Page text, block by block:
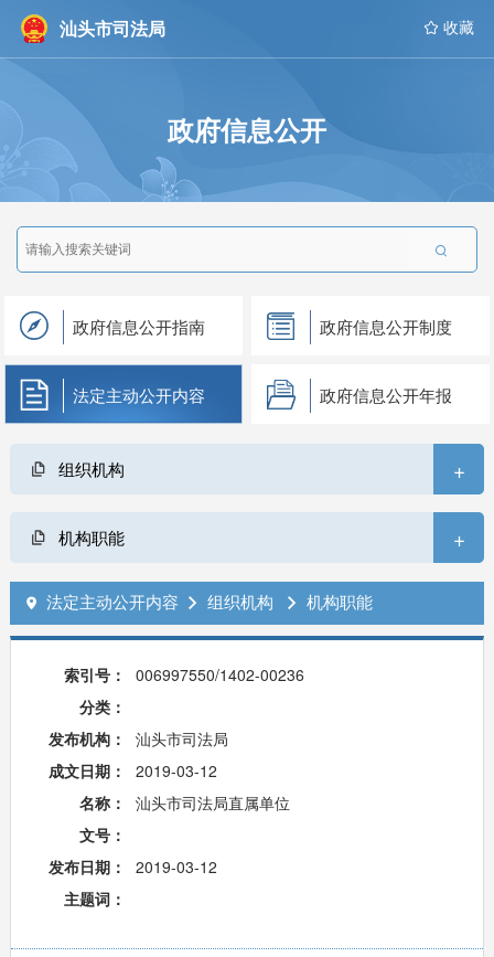
汕头市司法局  收藏
政府信息公开

政府信息公开指南 政府信息公开制度
法定主动公开内容 政府信息公开年报
组织机构 +
机构职能 +
 法定主动公开内容  组织机构  机构职能
索引号：
006997550/1402-00236
分类：
发布机构：
汕头市司法局
成文日期：
2019-03-12
名称：
汕头市司法局直属单位
文号：
发布日期：
2019-03-12
主题词：